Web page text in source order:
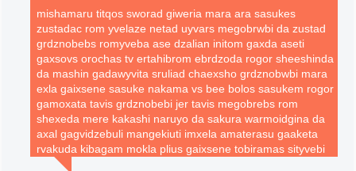
mishamaru titqos sworad giweria mara ara sasukes
zustadac rom yvelaze netad uyvars megobrwbi da zustad
grdznobebs romyveba ase dzalian initom gaxda aseti
gaxsovs orochas tv ertahibrom ebrdzoda rogor sheeshinda
da mashin gadawyvita sruliad chaexsho grdznobwbi mara
exla gaixsene sasuke nakama vs bee bolos sasukem rogor
gamoxata tavis grdznobebi jer tavis megobrebs rom
shexeda mere kakashi naruyo da sakura warmoidgina da
axal gagvidzebuli mangekiuti imxela amaterasu gaaketa
rvakuda kibagam mokla plius gaixsene tobiramas sityvebi
uchihebi siyvaruls ayenebn pirvel planze da zustad siyvatulit